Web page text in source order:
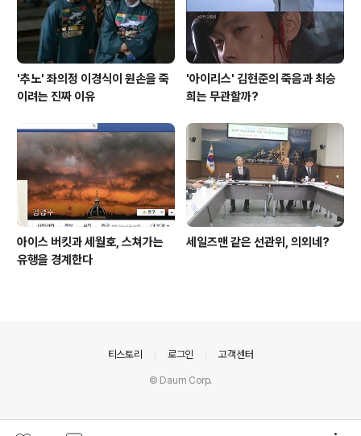
'추노' 좌의정 이경식이 원손을 죽
이려는 진짜 이유
'아이리스' 김현준의 죽음과 최승
희는 무관할까?
아이스 버킷과 세월호, 스쳐가는
유행을 경계한다
세일즈맨 같은 선관위, 의외네?
티스토리 로그인 고객센터
© Daum Corp.